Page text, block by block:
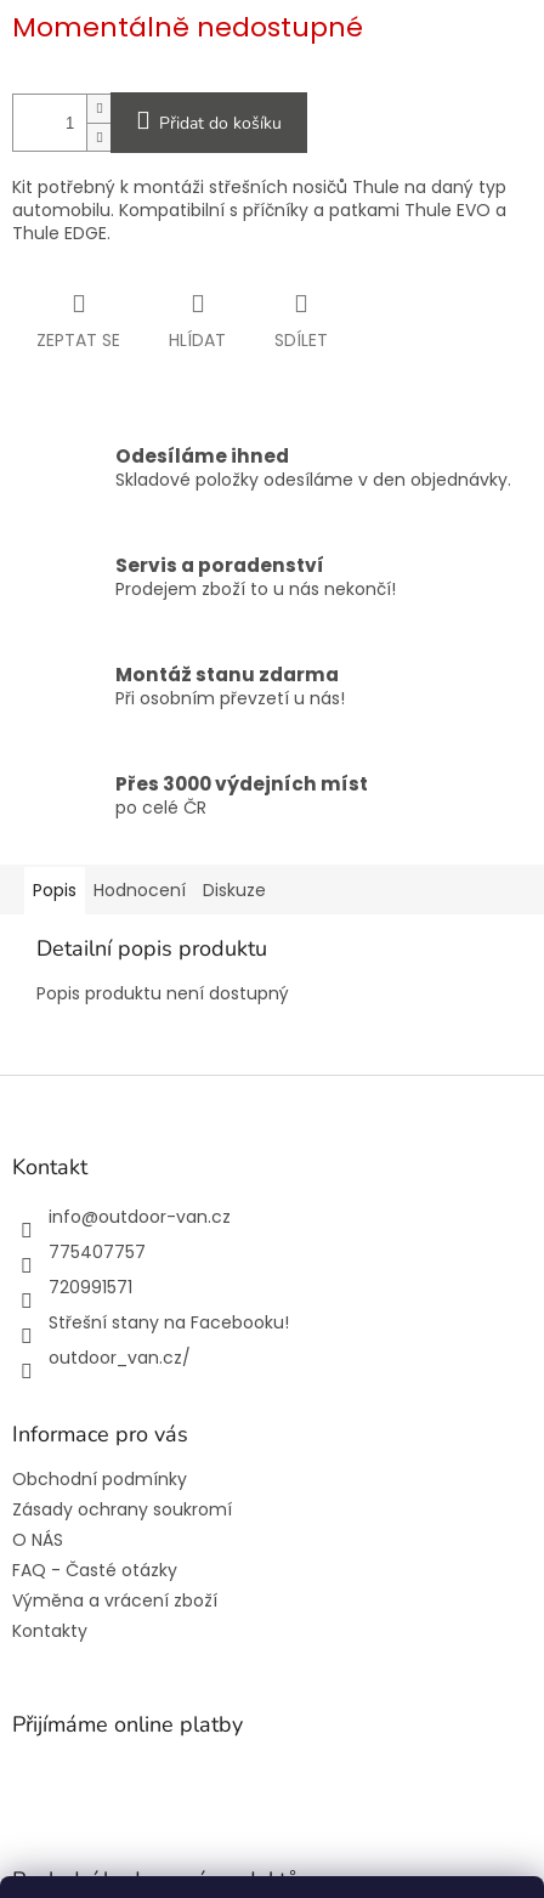
cena:
Momentálně nedostupné
Přidat do košíku
Kit potřebný k montáži střešních nosičů Thule na daný typ
automobilu. Kompatibilní s příčníky a patkami Thule EVO a
Thule EDGE.
ZEPTAT SE HLÍDAT SDÍLET
Odesíláme ihned
Skladové položky odesíláme v den objednávky.
Servis a poradenství
Prodejem zboží to u nás nekončí!
Montáž stanu zdarma
Při osobním převzetí u nás!
Přes 3000 výdejních míst
po celé ČR
Popis Hodnocení Diskuze
Detailní popis produktu
Popis produktu není dostupný
Z
Kontakt
info@outdoor-van.cz
775407757
720991571
Střešní stany na Facebooku!
outdoor_van.cz/
Informace pro vás
Obchodní podmínky
Zásady ochrany soukromí
O NÁS
FAQ - Časté otázky
Výměna a vrácení zboží
Kontakty
Přijímáme online platby
Poslední hodnocení produktů